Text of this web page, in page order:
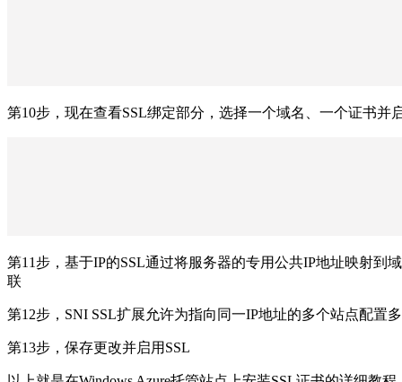
第10步，现在查看SSL绑定部分，选择一个域名、一个证书并
第11步，基于IP的SSL通过将服务器的专用公共IP地址映射到
联
第12步，SNI SSL扩展允许为指向同一IP地址的多个站点配置
第13步，保存更改并启用SSL